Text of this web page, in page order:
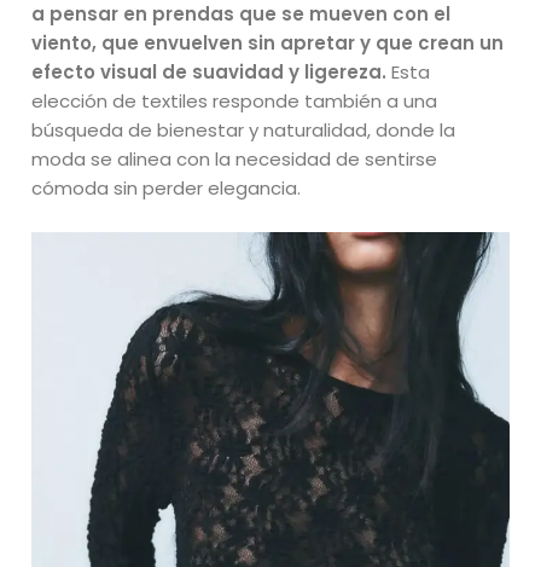
a pensar en prendas que se mueven con el
viento, que envuelven sin apretar y que crean un
efecto visual de suavidad y ligereza. Esta
elección de textiles responde también a una
búsqueda de bienestar y naturalidad, donde la
moda se alinea con la necesidad de sentirse
cómoda sin perder elegancia.